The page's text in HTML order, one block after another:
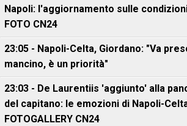
Napoli: l'aggiornamento sulle
FOTO CN24
23:05 - Napoli-Celta, Giordano: "Va
mancino, è un priorità"
23:03 - De Laurentiis 'aggiunto' alla
del capitano: le emozioni di Napoli-
FOTOGALLERY CN24